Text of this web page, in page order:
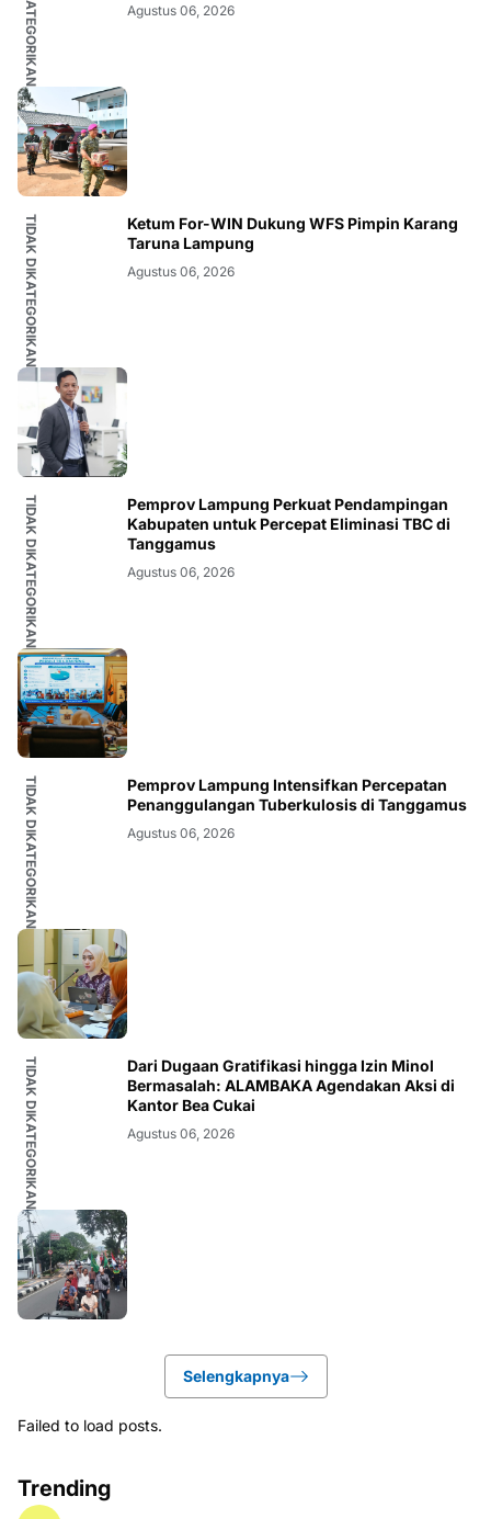
Agustus 06, 2026
TIDAK DIKATEGORIKAN
Ketum For-WIN Dukung WFS Pimpin Karang
Taruna Lampung
Agustus 06, 2026
TIDAK DIKATEGORIKAN
Pemprov Lampung Perkuat Pendampingan
Kabupaten untuk Percepat Eliminasi TBC di
Tanggamus
Agustus 06, 2026
TIDAK DIKATEGORIKAN
Pemprov Lampung Intensifkan Percepatan
Penanggulangan Tuberkulosis di Tanggamus
Agustus 06, 2026
TIDAK DIKATEGORIKAN
Dari Dugaan Gratifikasi hingga Izin Minol
Bermasalah: ALAMBAKA Agendakan Aksi di
Kantor Bea Cukai
Agustus 06, 2026
Selengkapnya
Failed to load posts.
Trending